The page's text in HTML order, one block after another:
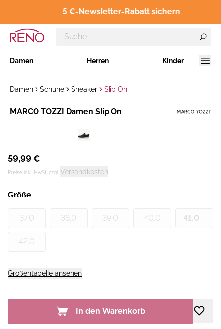
5 €-Newsletter-Rabatt sichern
Damen Herren Kinder
Damen Schuhe Sneaker Slip On
Hersteller :
MARCO TOZZI Damen Slip On
59,99 €
Preise inkl. MwSt. zzgl. Versandkosten
Größe
37.0 38.0 39.0 40.0 41.0
42.0
Größentabelle ansehen
In den Warenkorb